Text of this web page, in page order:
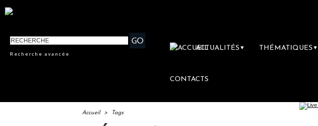
Recherche avancée
ACTUALITÉS ▼ THÉMATIQUES ▼
CONTACTS
Accueil > Tags